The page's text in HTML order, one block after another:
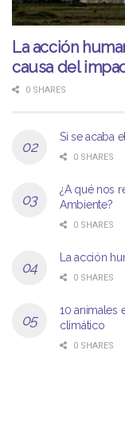
La acción
causa del
0 SHARES
Si se acaba
0 SHARES
¿A qué nos
Ambiente?
0 SHARES
La acción
0 SHARES
10 animales
climático
0 SHARES